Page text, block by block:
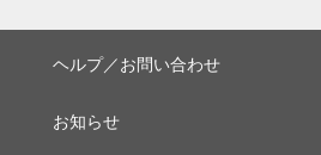
ヘルプ／お問い合わせ
お知らせ